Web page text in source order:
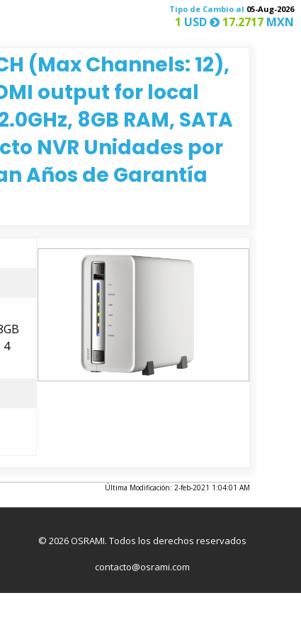
Tipo de Cambio al 05-Aug-2026
1 USD 17.2717 MXN
(Max Channels: 12),
output for local
8GB RAM, SATA
NVR Unidades por
Años de Garantía
4
Última Modificación: 2-feb-2021 1:04:01 AM
© 2026 OSRAMI. Todos los derechos reservados
contacto@osrami.com